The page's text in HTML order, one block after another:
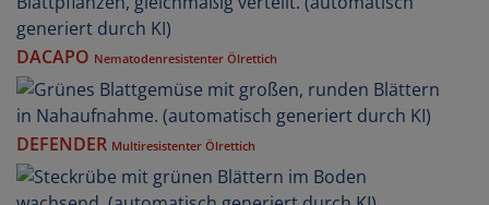
DACAPO Nematodenresistenter Ölrettich
DEFENDER Multiresistenter Ölrettich